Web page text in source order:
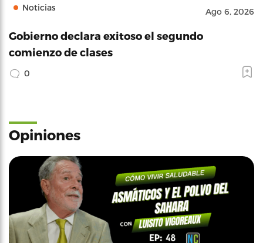
Noticias Ago 6, 2026
Gobierno declara exitoso el segundo
comienzo de clases
0
Opiniones